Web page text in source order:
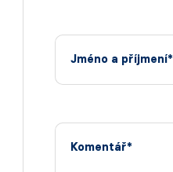
Jméno a příjmení*
Komentář*